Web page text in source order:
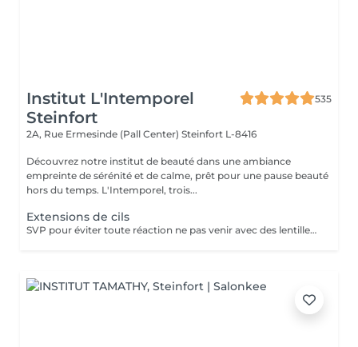
Institut L'Intemporel
Steinfort
535
2A, Rue Ermesinde (Pall Center) Steinfort L-8416
Découvrez notre institut de beauté dans une ambiance
empreinte de sérénité et de calme, prêt pour une pause beauté
hors du temps. L'Intemporel, trois...
Extensions de cils
SVP pour éviter toute réaction ne pas venir avec des lentilles de contact ou prévoir le nécessaire pour les retirer avant la prestation.